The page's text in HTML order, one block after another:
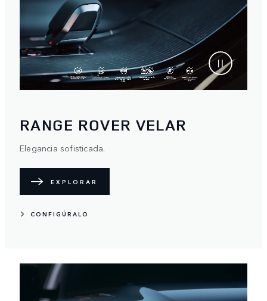
RANGE ROVER VELAR
Elegancia sofisticada.
EXPLORAR
CONFIGÚRALO